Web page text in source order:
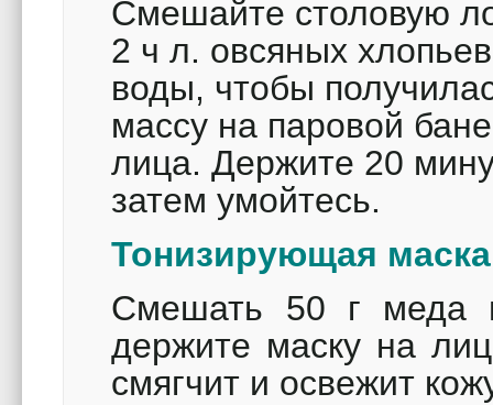
Смешайте столовую
2 ч л. овсяных
воды, чтобы
массу на паровой
лица. Держите 20
затем умойтесь.
Тонизирующая
Смешать 50 г меда
держите маску на
смягчит и освежит